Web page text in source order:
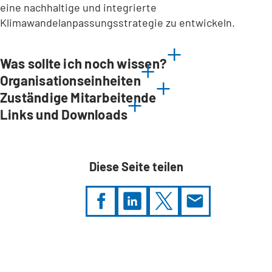
eine nachhaltige und integrierte
Klimawandelanpassungsstrategie zu entwickeln.
Was sollte ich noch wissen?
Organisationseinheiten
Zuständige Mitarbeitende
Links und Downloads
Diese Seite teilen